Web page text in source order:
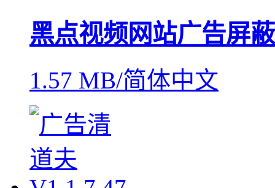
黑点视频网站广告屏
1.57 MB/简体中文